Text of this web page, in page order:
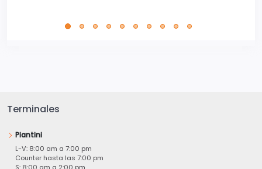
Terminales
Piantini
L-V: 8:00 am a 7:00 pm
Counter hasta las 7:00 pm